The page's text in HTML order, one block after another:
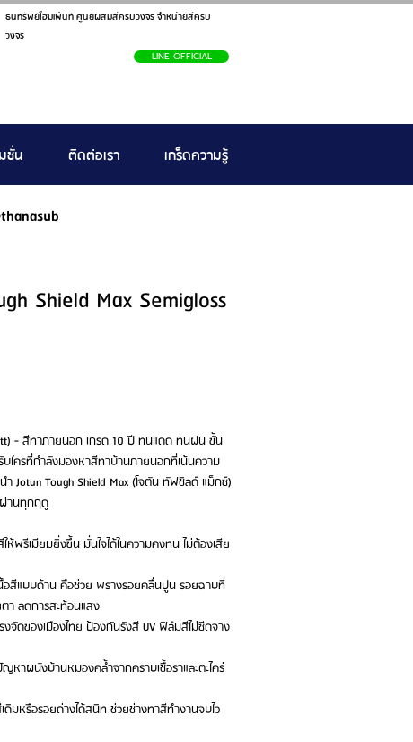
ธนทรัพย์โฮมเพ้นท์ ศูนย์ผสมสีครบวงจร จำหน่ายสีครบ
วงจร
LINE OFFICIAL
ชั่น ติดต่อเรา เกร็ดความรู้
Shield Max Semigloss
- สีทาภายนอก เกรด 10 ปี ทนแดด ทนฝน ขั้น
ครที่กำลังมองหาสีทาบ้านภายนอกที่เน้นความ
Jotun Tough Shield Max (โจตัน ทัฟชิลด์ แม็กซ์)
านทุกฤดู
พรีเมียมยิ่งขึ้น มั่นใจได้ในความคงทน ไม่ต้องเสีย
สีแบบด้าน คือช่วย พรางรอยคลื่นปูน รอยฉาบที่
า ลดการสะท้อนแสง
จัดของเมืองไทย ป้องกันรังสี UV ฟิล์มสีไม่ซีดจาง
หาผนังบ้านหมองคล้ำจากคราบเชื้อราและตะไคร่
มหรือรอยด่างได้สนิท ช่วยช่างทาสีทำงานจบไว